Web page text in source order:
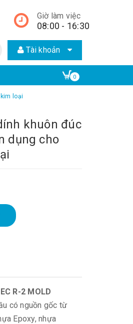
Giờ làm việc
08:00 - 16:30
Tài khoản
| ECO ONE CHEM
0
loại
khuôn đúc
dụng cho
EC R-2 MOLD
có nguồn gốc từ
Epoxy, nhựa